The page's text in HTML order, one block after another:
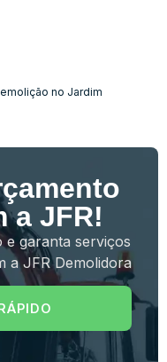
no Jardim
a JFR!
e garanta serviços
a JFR Demolidora